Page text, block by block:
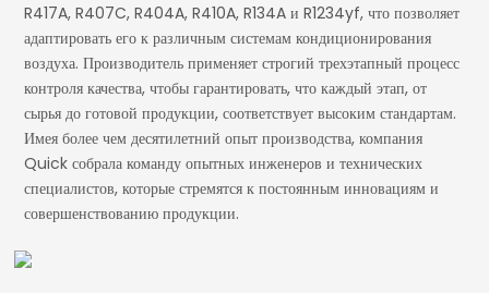
R417A, R407C, R404A, R410A, R134A и R1234yf, что позволяет
адаптировать его к различным системам кондиционирования
воздуха. Производитель применяет строгий трехэтапный процесс
контроля качества, чтобы гарантировать, что каждый этап, от
сырья до готовой продукции, соответствует высоким стандартам.
Имея более чем десятилетний опыт производства, компания
Quick собрала команду опытных инженеров и технических
специалистов, которые стремятся к постоянным инновациям и
совершенствованию продукции.